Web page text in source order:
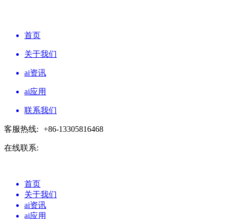
首页
关于我们
ai资讯
ai应用
联系我们
客服热线: +86-13305816468
在线联系:
首页
关于我们
ai资讯
ai应用